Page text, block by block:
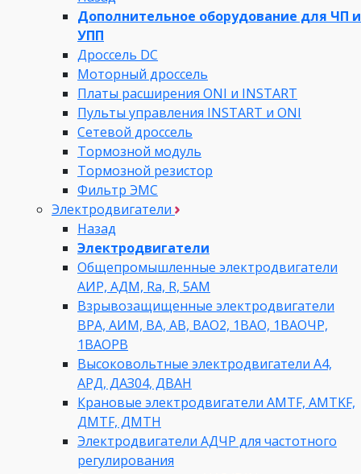
Дополнительное оборудование для ЧП и
УПП
Дроссель DC
Моторный дроссель
Платы расширения ONI и INSTART
Пульты управления INSTART и ONI
Сетевой дроссель
Тормозной модуль
Тормозной резистор
Фильтр ЭМС
Электродвигатели
Назад
Электродвигатели
Общепромышленные электродвигатели
АИР, АДМ, Ra, R, 5AM
Взрывозащищенные электродвигатели
ВРА, АИМ, ВА, АВ, ВАO2, 1ВАО, 1ВАОЧР,
1ВАОРВ
Высоковольтные электродвигатели A4,
АРД, ДАЗ04, ДВАН
Крановые электродвигатели AMTF, AMTKF,
ДMTF, ДМТН
Электродвигатели АДЧР для частотного
регулирования